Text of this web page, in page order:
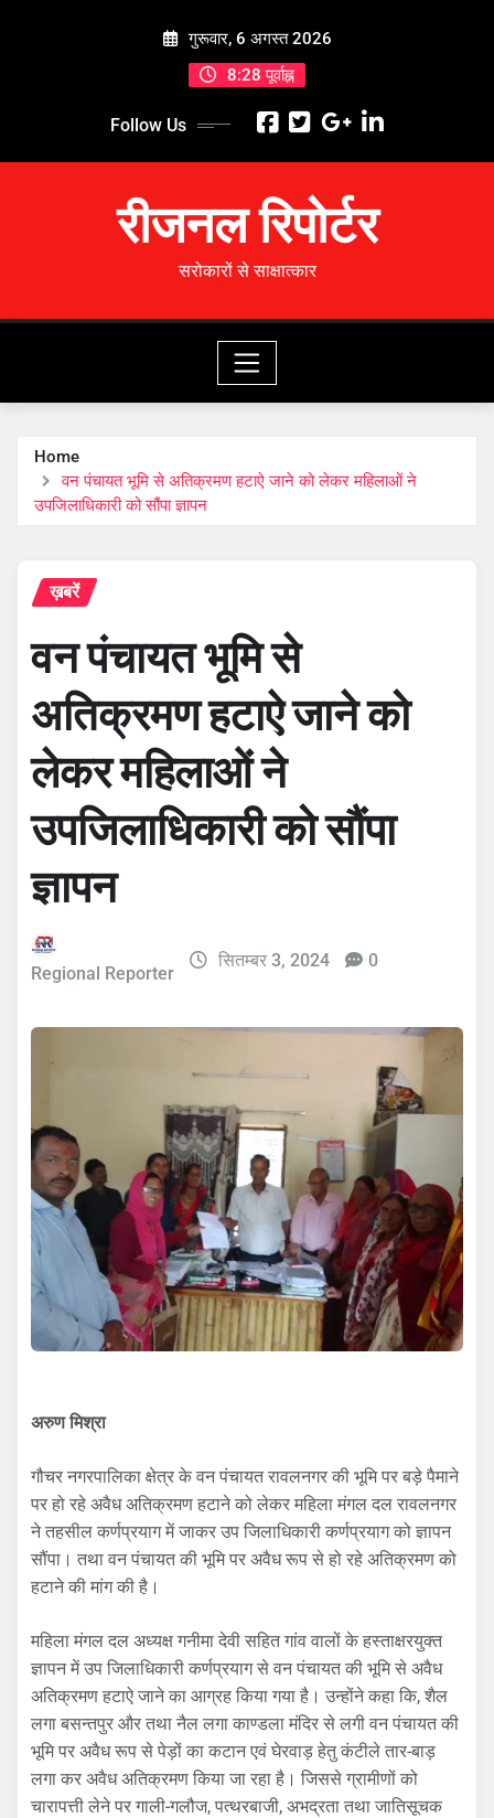
गुरूवार, 6 अगस्त 2026
8:28 पूर्वाह्न
Follow Us
रीजनल रिपोर्टर
सरोकारों से साक्षात्कार
Home
वन पंचायत भूमि से अतिक्रमण हटाऐ जाने को लेकर महिलाओं ने
उपजिलाधिकारी को सौंपा ज्ञापन
ख़बरें
वन पंचायत भूमि से
अतिक्रमण हटाऐ जाने को
लेकर महिलाओं ने
उपजिलाधिकारी को सौंपा
ज्ञापन
Regional Reporter
सितम्बर 3, 2024 0
अरुण मिश्रा
गौचर नगरपालिका क्षेत्र के वन पंचायत रावलनगर की भूमि पर बड़े पैमाने
पर हो रहे अवैध अतिक्रमण हटाने को लेकर महिला मंगल दल रावलनगर
ने तहसील कर्णप्रयाग में जाकर उप जिलाधिकारी कर्णप्रयाग को ज्ञापन
सौंपा। तथा वन पंचायत की भूमि पर अवैध रूप से हो रहे अतिक्रमण को
हटाने की मांग की है।
महिला मंगल दल अध्यक्ष गनीमा देवी सहित गांव वालों के हस्ताक्षरयुक्त
ज्ञापन में उप जिलाधिकारी कर्णप्रयाग से वन पंचायत की भूमि से अवैध
अतिक्रमण हटाऐ जाने का आग्रह किया गया है। उन्होंने कहा कि, शैल
लगा बसन्तपुर और तथा नैल लगा काण्डला मंदिर से लगी वन पंचायत की
भूमि पर अवैध रूप से पेड़ों का कटान एवं घेरवाड़ हेतु कंटीले तार-बाड़
लगा कर अवैध अतिक्रमण किया जा रहा है। जिससे ग्रामीणों को
चारापत्ती लेने पर गाली-गलौज, पत्थरबाजी, अभद्रता तथा जातिसूचक